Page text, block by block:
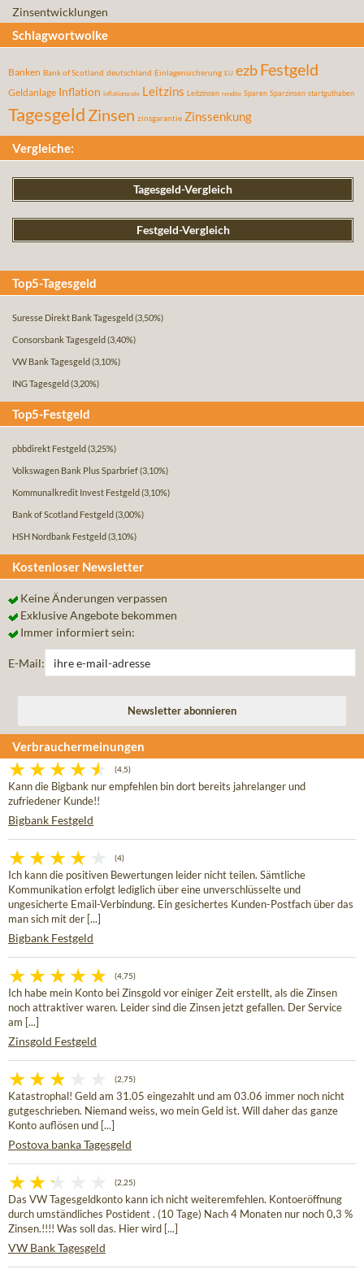
Zinsentwicklungen
Schlagwortwolke
Banken Bank of Scotland deutschland Einlagensicherung EU ezbFestgeld
Geldanlage Inflation inflationsrate Leitzins Leitzinsen rendite Sparen Sparzinsen startguthaben
Tagesgeld Zinsen zinsgarantie Zinssenkung
Vergleiche:
Tagesgeld-Vergleich
Festgeld-Vergleich
Top5-Tagesgeld
Suresse Direkt Bank Tagesgeld (3,50%)
Consorsbank Tagesgeld (3,40%)
VW Bank Tagesgeld (3,10%)
ING Tagesgeld (3,20%)
Top5-Festgeld
pbbdirekt Festgeld (3,25%)
Volkswagen Bank Plus Sparbrief(3,10%)
Kommunalkredit Invest Festgeld (3,10%)
Bank of Scotland Festgeld (3,00%)
HSH Nordbank Festgeld (3,10%)
Kostenloser Newsletter
Keine Änderungen verpassen
Exklusive Angebote bekommen
Immer informiert sein:
E-Mail:
Verbrauchermeinungen
(4,5)
Kann die Bigbank nur empfehlen bin dort bereits jahrelanger und
zufriedener Kunde!!
Bigbank Festgeld
(4)
Ich kann die positiven Bewertungen leider nicht teilen. Sämtliche
Kommunikation erfolgt lediglich über eine unverschlüsselte und
ungesicherte Email-Verbindung. Ein gesichertes Kunden-Postfach über das
man sich mit der [...]
Bigbank Festgeld
(4,75)
Ich habe mein Konto bei Zinsgold vor einiger Zeit erstellt, als die Zinsen
noch attraktiver waren. Leider sind die Zinsen jetzt gefallen. Der Service
am [...]
Zinsgold Festgeld
(2,75)
Katastrophal! Geld am 31.05 eingezahlt und am 03.06 immer noch nicht
gutgeschrieben. Niemand weiss, wo mein Geld ist. Will daher das ganze
Konto auflösen und [...]
Postova banka Tagesgeld
(2,25)
Das VW Tagesgeldkonto kann ich nicht weiteremfehlen. Kontoeröffnung
durch umständliches Postident . (10 Tage) Nach 4 Monaten nur noch 0,3 %
Zinsen.!!!! Was soll das. Hier wird [...]
VW Bank Tagesgeld